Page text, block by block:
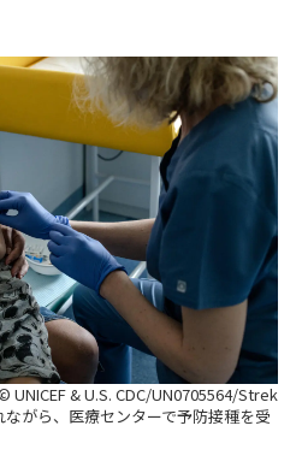
UNICEF & U.S. CDC/UN0705564/Strek
がら、医療センターで予防接種を受